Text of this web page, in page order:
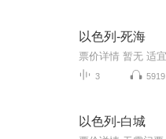
以色列-死海
3 5919
以色列-白城